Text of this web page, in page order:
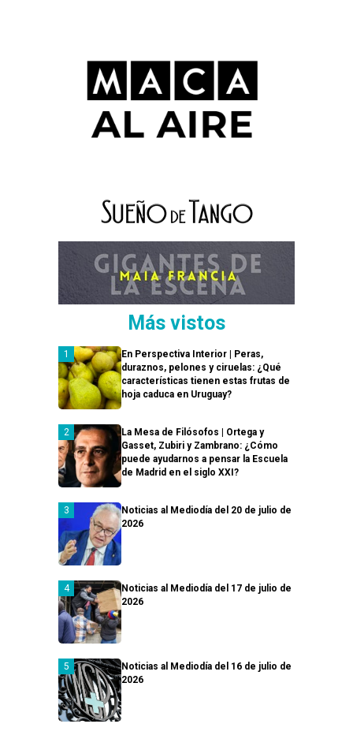
Más vistos
En Perspectiva Interior | Peras,
duraznos, pelones y ciruelas: ¿Qué
características tienen estas frutas de
hoja caduca en Uruguay?
La Mesa de Filósofos | Ortega y
Gasset, Zubiri y Zambrano: ¿Cómo
puede ayudarnos a pensar la Escuela
de Madrid en el siglo XXI?
Noticias al Mediodía del 20 de julio de
2026
Noticias al Mediodía del 17 de julio de
2026
Noticias al Mediodía del 16 de julio de
2026